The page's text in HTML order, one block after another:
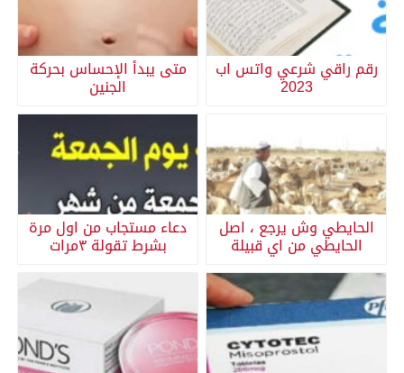
رقم راقي شرعي واتس اب
2023
متى يبدأ الإحساس بحركة
الجنين
الحايطي وش يرجع ، اصل
الحايطي من اي قبيلة
دعاء مستجاب من اول مرة
بشرط تقولة ٣مرات